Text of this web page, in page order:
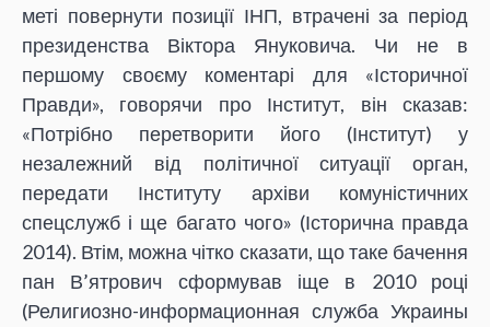
меті повернути позиції ІНП, втрачені за період
президенства Віктора Януковича. Чи не в
першому своєму коментарі для «Історичної
Правди», говорячи про Інститут, він сказав:
«Потрібно перетворити його (Інститут) у
незалежний від політичної ситуації орган,
передати Інституту архіви комуністичних
спецслужб і ще багато чого» (Історична правда
2014). Втім, можна чітко сказати, що таке бачення
пан В’ятрович сформував іще в 2010 році
(Религиозно-информационная служба Украины